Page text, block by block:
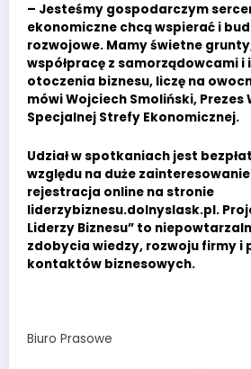
– Jesteśmy gospodarczym
ekonomiczne chcą wspierać i
rozwojowe. Mamy świetne
współpracę z samorządowcami
otoczenia biznesu, liczę na
mówi Wojciech Smoliński, Prezes
Specjalnej Strefy Ekonomicznej.
Udział w spotkaniach jest
względu na duże
rejestracja online na stronie
liderzybiznesu.dolnyslask.pl.
Liderzy Biznesu” to
zdobycia wiedzy, rozwoju firmy i
kontaktów biznesowych.
Biuro Prasowe